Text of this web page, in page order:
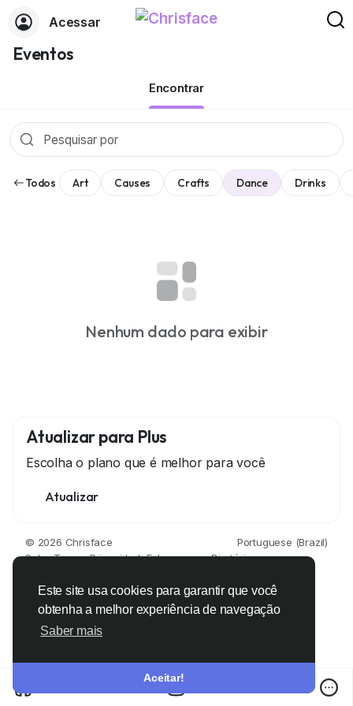
Este site usa cookies para garantir que você
obtenha a melhor experiência de navegação
Saber mais
Aceitar!
Acessar
Eventos
Encontrar
Todos Art Causes Crafts Dance Drinks
Nenhum dado para exibir
Atualizar para Plus
Escolha o plano que é melhor para você
Atualizar
© 2026 Chrisface
Portuguese (Brazil)
SobreTermosPrivacidadeFale conoscoDiretório